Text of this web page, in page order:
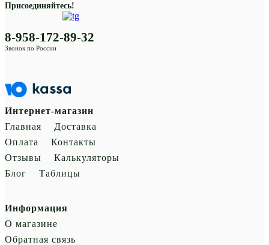
Интернет-магазин
Главная
Доставка
Оплата
Контакты
Отзывы
Калькуляторы
Блог
Таблицы
Информация
О магазине
Обратная связь
Присоединяйтесь!
8-958-172-89-32
Звонок по России